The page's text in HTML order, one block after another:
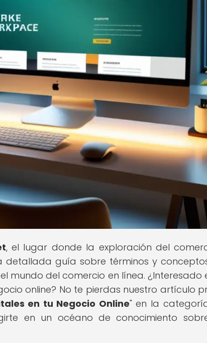
, el lugar donde la exploración del
guía sobre términos y
mundo del comercio en línea. ¿Interesado
online? No te pierdas nuestro artículo
en tu Negocio Online" en la
en un océano de conocimiento